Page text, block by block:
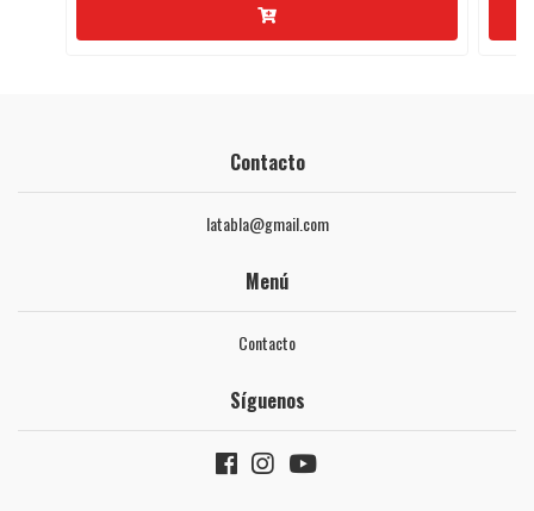
Contacto
latabla@gmail.com
Menú
Contacto
Síguenos